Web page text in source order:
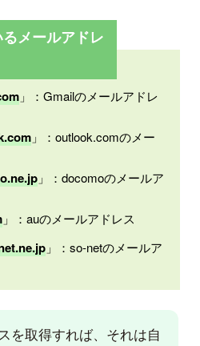
メールアドレ
」：Gmailのメールアドレ
」：outlook.comのメー
」：docomoのメールア
」：auのメールアドレス
」：so-netのメールア
を取得すれば、それは自